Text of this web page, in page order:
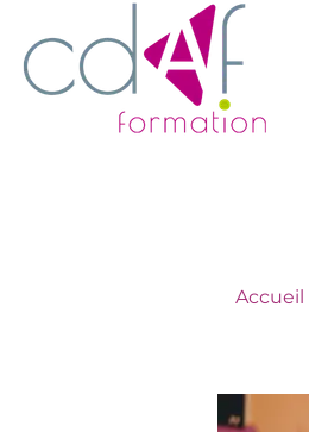
Aller
contenu
Accueil